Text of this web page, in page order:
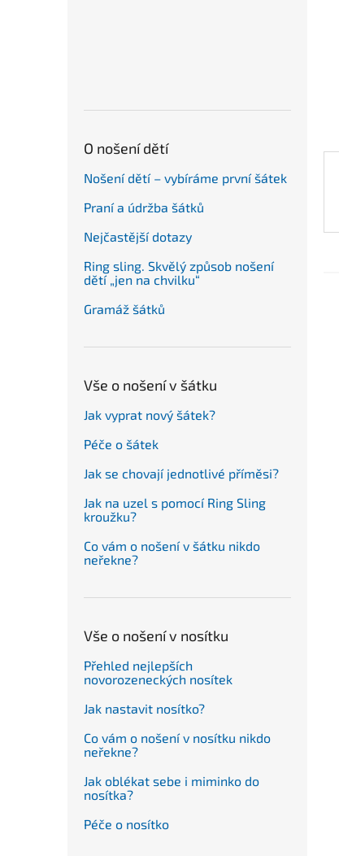
O nošení dětí
Nošení dětí – vybíráme první šátek
Praní a údržba šátků
Nejčastější dotazy
Ring sling. Skvělý způsob nošení
dětí „jen na chvilku“
Gramáž šátků
Vše o nošení v šátku
Jak vyprat nový šátek?
Péče o šátek
Jak se chovají jednotlivé příměsi?
Jak na uzel s pomocí Ring Sling
kroužku?
Co vám o nošení v šátku nikdo
neřekne?
Vše o nošení v nosítku
Přehled nejlepších
novorozeneckých nosítek
Jak nastavit nosítko?
Co vám o nošení v nosítku nikdo
neřekne?
Jak oblékat sebe i miminko do
nosítka?
Péče o nosítko